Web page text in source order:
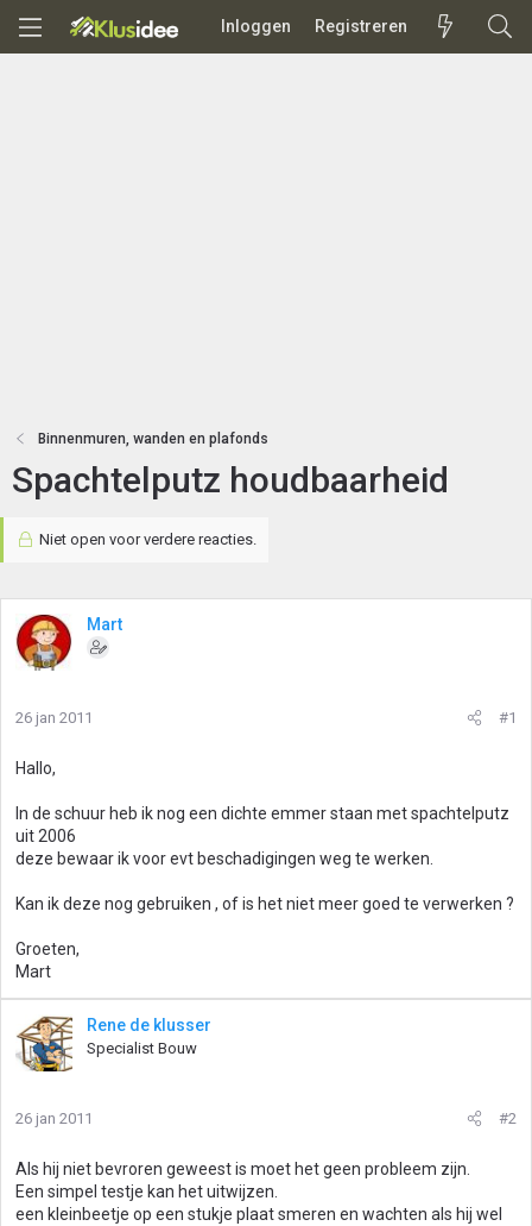
Inloggen Registreren
Binnenmuren, wanden en plafonds
Spachtelputz houdbaarheid
Niet open voor verdere reacties.
Mart
26 jan 2011 #1
Hallo,
In de schuur heb ik nog een dichte emmer staan met spachtelputz
uit 2006
deze bewaar ik voor evt beschadigingen weg te werken.
Kan ik deze nog gebruiken , of is het niet meer goed te verwerken ?
Groeten,
Mart
Rene de klusser
Specialist Bouw
26 jan 2011 #2
Als hij niet bevroren geweest is moet het geen probleem zijn.
Een simpel testje kan het uitwijzen.
een kleinbeetje op een stukje plaat smeren en wachten als hij wel